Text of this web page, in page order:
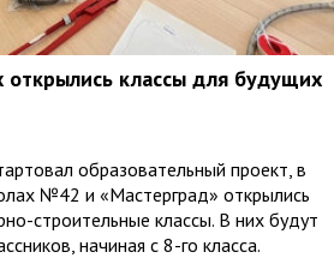
открылись классы для будущих
образовательный проект, в
№42 и «Мастерград» открылись
строительные классы. В них будут
начиная с 8-го класса.